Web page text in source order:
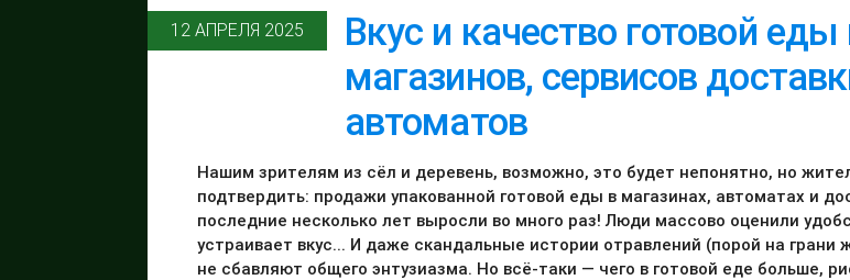
12 АПРЕЛЯ 2025
Вкус и качество готовой еды
магазинов, сервисов
автоматов
Нашим зрителям из сёл и деревень, возможно, это будет непонятно, но
подтвердить: продажи упакованной готовой еды в магазинах, автоматах и
последние несколько лет выросли во много раз! Люди массово оценили
устраивает вкус... И даже скандальные истории отравлений (порой на грани
не сбавляют общего энтузиазма. Но всё-таки — чего в готовой еде больше,